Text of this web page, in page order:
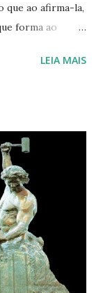
que ao afirma-la,
forma ao
e se
os círculos
formando um
Divina
Há uma só
faz vibrar
quer que
Há uma
LEIA MAIS